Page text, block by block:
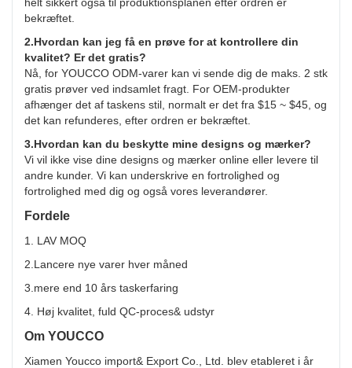
bekræftet.
2.Hvordan kan jeg få en prøve for at kontrollere din
kvalitet? Er det gratis?
Nå, for YOUCCO ODM-varer kan vi sende dig de maks. 2 stk
gratis prøver ved indsamlet fragt. For OEM-produkter
afhænger det af taskens stil, normalt er det fra $15 ~ $45, og
det kan refunderes, efter ordren er bekræftet.
3.Hvordan kan du beskytte mine designs og mærker?
Vi vil ikke vise dine designs og mærker online eller levere til
andre kunder. Vi kan underskrive en fortrolighed og
fortrolighed med dig og også vores leverandører.
Fordele
1. LAV MOQ
2.Lancere nye varer hver måned
3.mere end 10 års taskerfaring
4. Høj kvalitet, fuld QC-proces& udstyr
Om YOUCCO
Xiamen Youcco import& Export Co., Ltd. blev etableret i år